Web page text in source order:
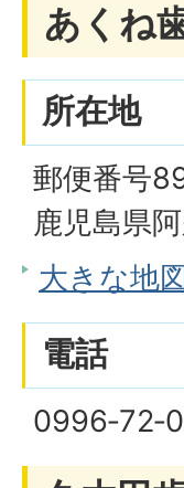
あくね
所在地
郵便番号
鹿児島県
大きな地
電話